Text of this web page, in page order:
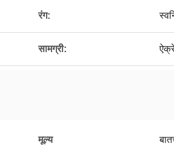
रंग:
सामग्री:
मूल्य